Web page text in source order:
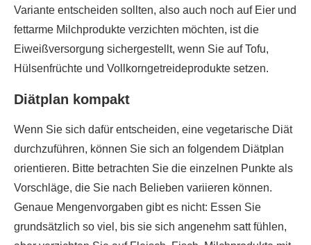
Variante entscheiden sollten, also auch noch auf Eier und
fettarme Milchprodukte verzichten möchten, ist die
Eiweißversorgung sichergestellt, wenn Sie auf Tofu,
Hülsenfrüchte und Vollkorngetreideprodukte setzen.
Diätplan kompakt
Wenn Sie sich dafür entscheiden, eine vegetarische Diät
durchzuführen, können Sie sich an folgendem Diätplan
orientieren. Bitte betrachten Sie die einzelnen Punkte als
Vorschläge, die Sie nach Belieben variieren können.
Genaue Mengenvorgaben gibt es nicht: Essen Sie
grundsätzlich so viel, bis sie sich angenehm satt fühlen,